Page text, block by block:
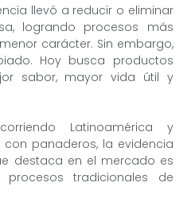
llevó a reducir o eliminar
logrando procesos más
carácter. Sin embargo,
Hoy busca productos
sabor, mayor vida útil y
Latinoamérica y
panaderos, la evidencia
destaca en el mercado es
tradicionales de